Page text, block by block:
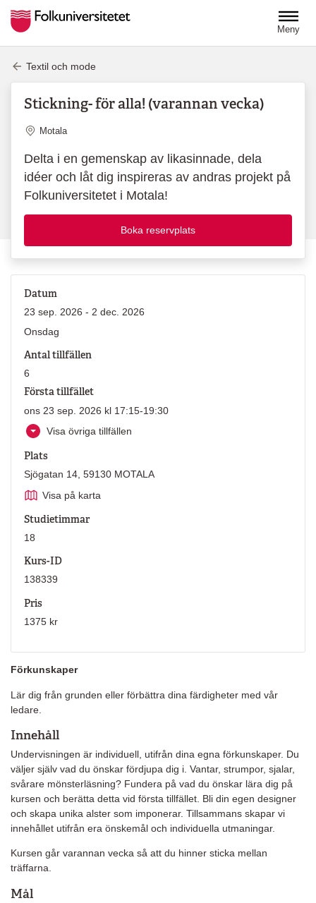
Meny
Textil och mode
Stickning- för alla! (varannan vecka)
Plats
Motala
Delta i en gemenskap av likasinnade, dela
idéer och låt dig inspireras av andras projekt på
Folkuniversitetet i Motala!
Boka reservplats
Förkunskaper
Lär dig från grunden eller förbättra dina färdigheter med vår
ledare.
Innehåll
Undervisningen är individuell, utifrån dina egna förkunskaper. Du
väljer själv vad du önskar fördjupa dig i. Vantar, strumpor, sjalar,
svårare mönsterläsning? Fundera på vad du önskar lära dig på
kursen och berätta detta vid första tillfället. Bli din egen designer
och skapa unika alster som imponerar. Tillsammans skapar vi
innehållet utifrån era önskemål och individuella utmaningar.
Kursen går varannan vecka så att du hinner sticka mellan
träffarna.
Mål
Datum
23 sep. 2026 - 2 dec. 2026
Onsdag
Antal tillfällen
6
Första tillfället
ons 23 sep. 2026 kl 17:15-19:30
Visa övriga tillfällen
Plats
Sjögatan 14, 59130 MOTALA
Visa på karta
Studietimmar
18
Kurs-ID
138339
Pris
1375 kr